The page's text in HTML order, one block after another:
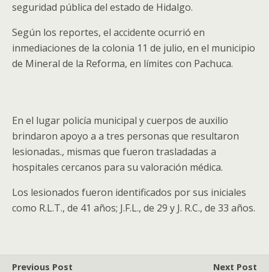
seguridad pública del estado de Hidalgo.
Según los reportes, el accidente ocurrió en
inmediaciones de la colonia 11 de julio, en el municipio
de Mineral de la Reforma, en límites con Pachuca.
En el lugar policía municipal y cuerpos de auxilio
brindaron apoyo a a tres personas que resultaron
lesionadas., mismas que fueron trasladadas a
hospitales cercanos para su valoración médica.
Los lesionados fueron identificados por sus iniciales
como R.L.T., de 41 años; J.F.L., de 29 y J. R.C., de 33 años.
Previous Post Next Post